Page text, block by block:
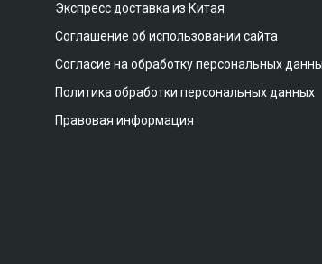
Экспресс доставка из Китая
Соглашение об использовании сайта
Согласие на обработку персональных
Политика обработки персональных данных
Правовая информация